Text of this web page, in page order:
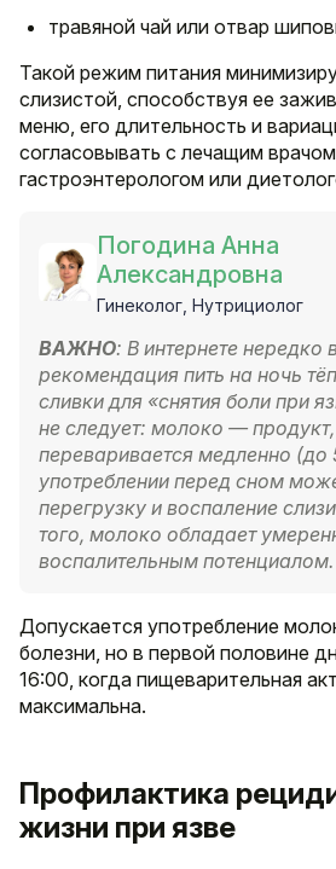
травяной чай или отвар
Такой режим питания
слизистой, способствуя ее
меню, его длительность и
согласовывать с лечащим
гастроэнтерологом или
Погодина Анна
Александровна
Гинеколог, Нутрициолог
ВАЖНО: В интернете нередко
рекомендация пить на ночь
сливки для «снятия боли при
не следует: молоко —
переваривается медленно (до
употреблении перед сном
перегрузку и воспаление
того, молоко обладает
воспалительным потенциалом.
Допускается употребление
болезни, но в первой половине
16:00, когда пищеварительная
максимальна.
Профилактика
жизни при язве